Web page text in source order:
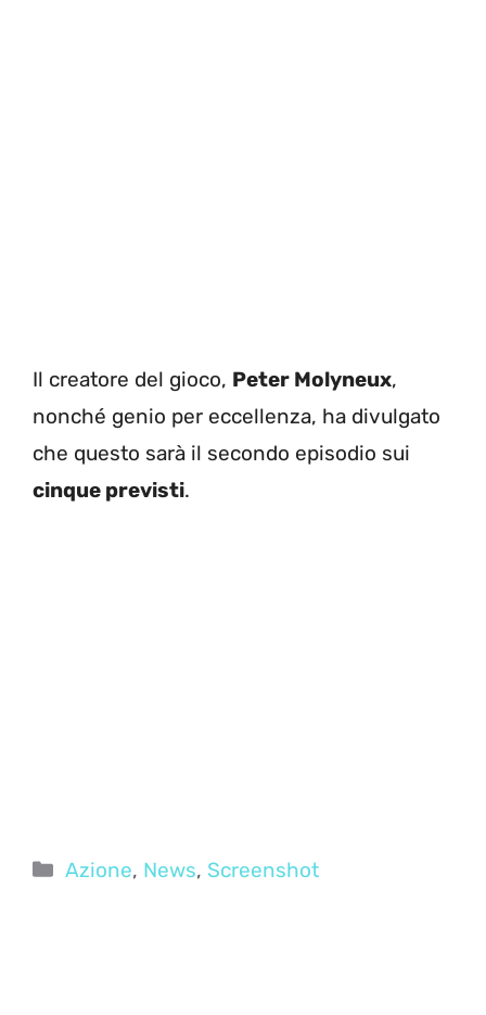
Il creatore del gioco, Peter Molyneux,
nonché genio per eccellenza, ha divulgato
che questo sarà il secondo episodio sui
cinque previsti.
Categorie
Azione, News, Screenshot